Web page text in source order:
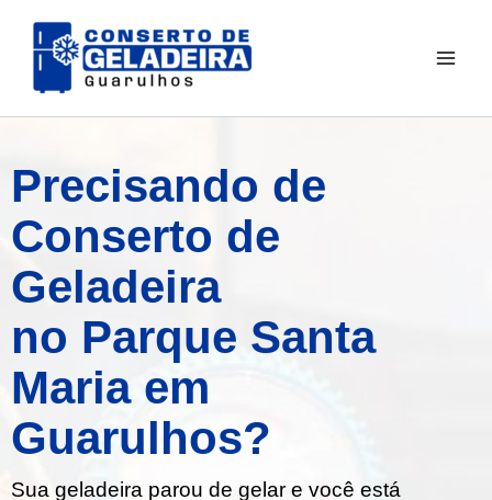
para
Precisando de
Conserto de
Geladeira
no Parque Santa
Maria em
Guarulhos?
Sua geladeira parou de gelar e você está